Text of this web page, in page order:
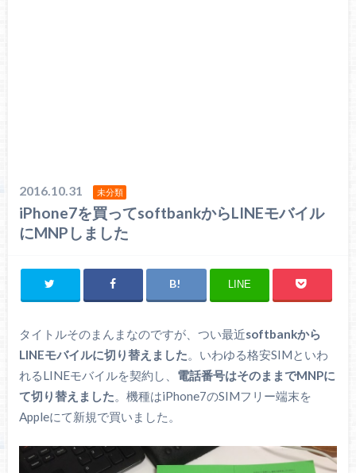
2016.10.31 未分類
iPhone7を買ってsoftbankからLINEモバイル
にMNPしました
LINE
タイトルそのまんまなのですが、つい最近softbankから
LINEモバイルに切り替えました。いわゆる格安SIMといわ
れるLINEモバイルを契約し、 電話番号はそのままでMNPに
て切り替えました。機種はiPhone7のSIMフリー端末を
Appleにて新規で買いました。